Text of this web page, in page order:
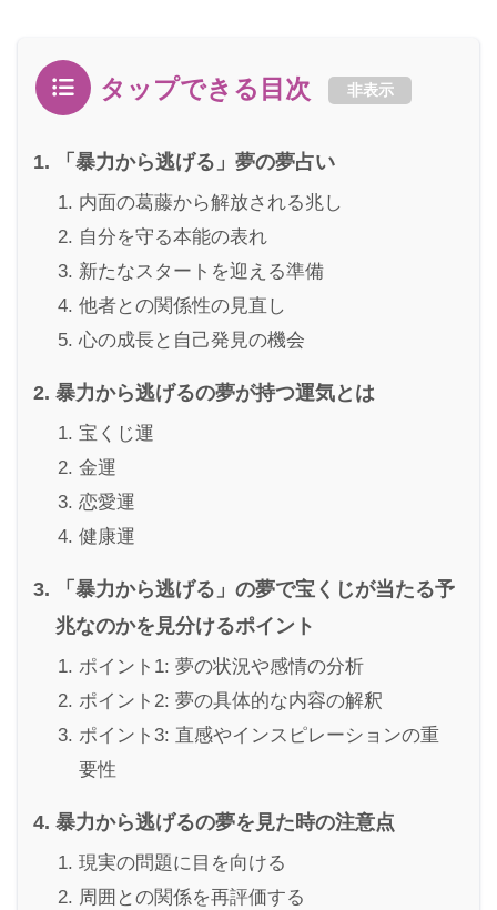
タップできる目次 非表示
「暴力から逃げる」夢の夢占い
内面の葛藤から解放される兆し
自分を守る本能の表れ
新たなスタートを迎える準備
他者との関係性の見直し
心の成長と自己発見の機会
暴力から逃げるの夢が持つ運気とは
宝くじ運
金運
恋愛運
健康運
「暴力から逃げる」の夢で宝くじが当たる予
兆なのかを見分けるポイント
ポイント1: 夢の状況や感情の分析
ポイント2: 夢の具体的な内容の解釈
ポイント3: 直感やインスピレーションの重
要性
暴力から逃げるの夢を見た時の注意点
現実の問題に目を向ける
周囲との関係を再評価する